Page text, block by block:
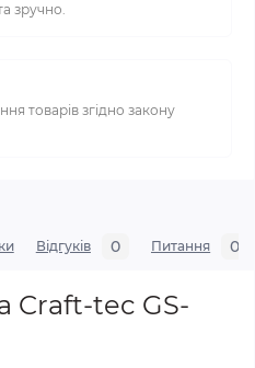
зручно.
товарів згідно закону
Відгуків 0 Питання 0
Craft-tec GS-